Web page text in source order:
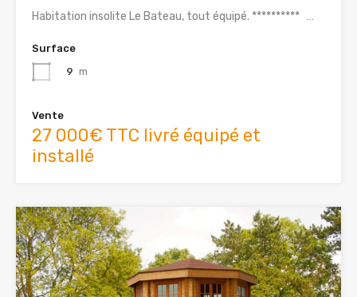
Habitation insolite Le Bateau, tout équipé. ********** …
Surface
9 m
Vente
27 000€ TTC livré équipé et
installé